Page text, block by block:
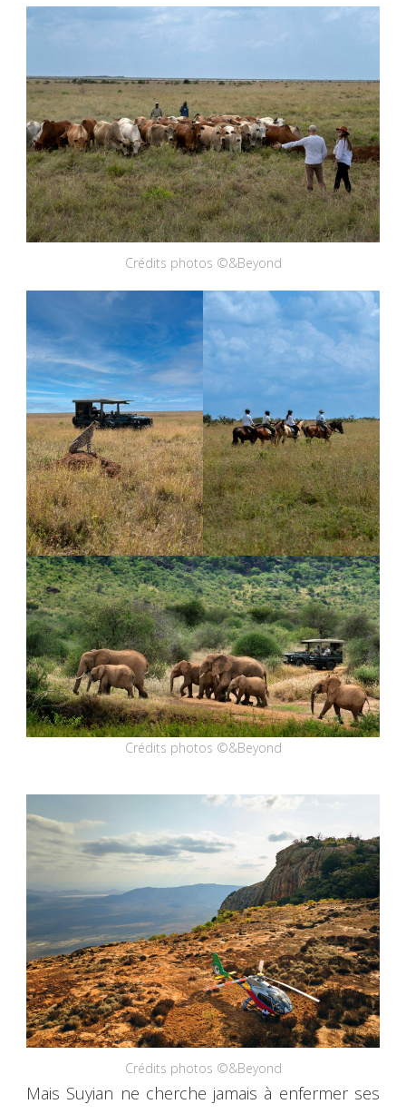
Crédits photos ©&Beyond
Crédits photos ©&Beyond
Crédits photos ©&Beyond
Mais Suyian ne cherche jamais à enfermer ses